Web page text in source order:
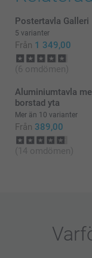
Postertavla Galleri
5 varianter
Från 1 349,00
(6 omdömen)
Aluminiumtavla
borstad yta
Mer än 10 varianter
Från 389,00
(14 omdömen)